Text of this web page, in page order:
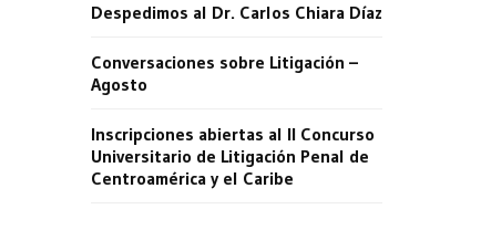
Despedimos al Dr. Carlos Chiara Díaz
Conversaciones sobre Litigación –
Agosto
Inscripciones abiertas al II Concurso
Universitario de Litigación Penal de
Centroamérica y el Caribe